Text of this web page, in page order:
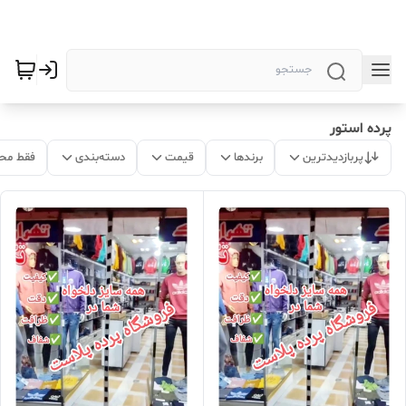
پرده استور
پربازدیدترین برندها قیمت دسته‌بندی فقط